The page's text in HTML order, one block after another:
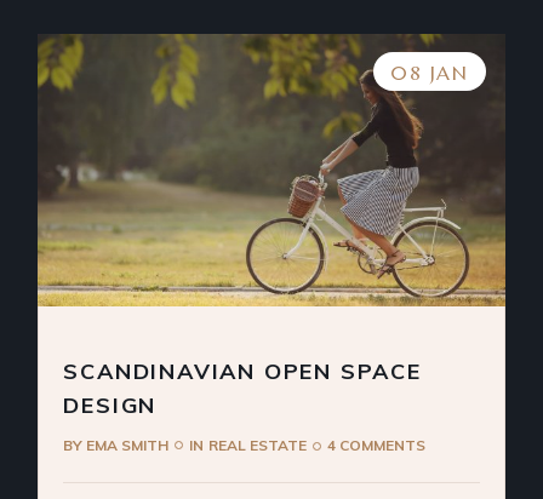
08 JAN
SCANDINAVIAN OPEN SPACE
DESIGN
BY EMA SMITH IN REAL ESTATE 4 COMMENTS